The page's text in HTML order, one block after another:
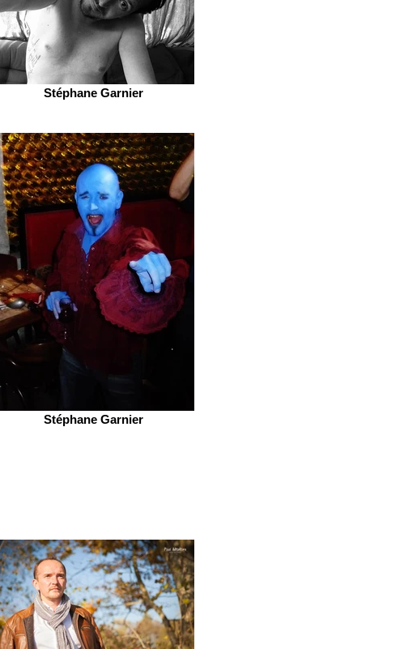
Stéphane Garnier
Stéphane Garnier